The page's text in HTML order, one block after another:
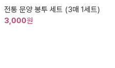
전통 문양 봉투 세트 (3매 1세트)
3,000원